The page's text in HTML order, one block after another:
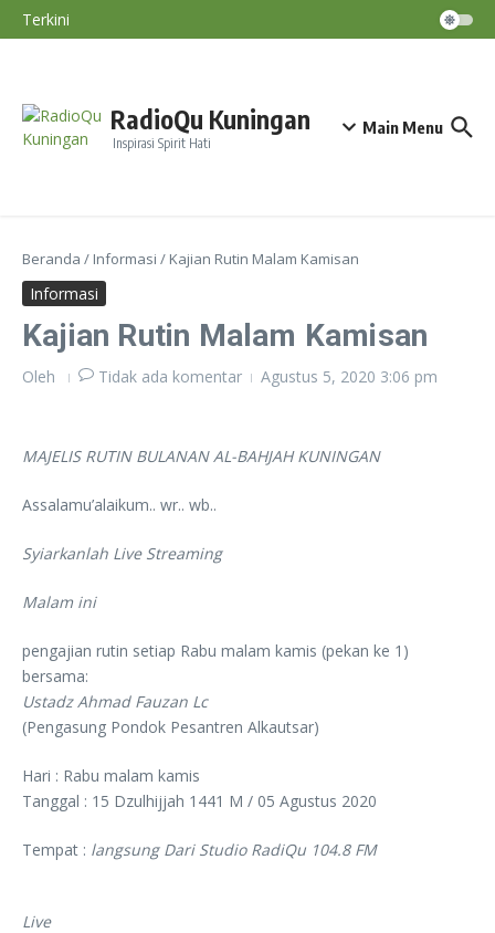
Lewati ke konten
Terkini
Diskatan Kuningan Imbau Petani Tak
RadioQu Kuningan
Inspirasi Spirit Hati
Main Menu
Beranda / Informasi / Kajian Rutin Malam Kamisan
Informasi
Kajian Rutin Malam Kamisan
Oleh Tidak ada komentar Agustus 5, 2020 3:06 pm
MAJELIS RUTIN BULANAN AL-BAHJAH KUNINGAN
Assalamu’alaikum.. wr.. wb..
Syiarkanlah Live Streaming
Malam ini
pengajian rutin setiap Rabu malam kamis (pekan ke 1)
bersama:
Ustadz Ahmad Fauzan Lc
(Pengasung Pondok Pesantren Alkautsar)
Hari : Rabu malam kamis
Tanggal : 15 Dzulhijjah 1441 M / 05 Agustus 2020
Tempat : langsung Dari Studio RadiQu 104.8 FM
Live